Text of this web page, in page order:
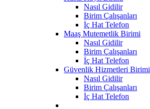
Nasıl Gidilir
Birim Çalışanları
İç Hat Telefon
Maaş Mutemetlik Birimi
Nasıl Gidilir
Birim Çalışanları
İç Hat Telefon
Güvenlik Hizmetleri Birimi
Nasıl Gidilir
Birim Çalışanları
İç Hat Telefon